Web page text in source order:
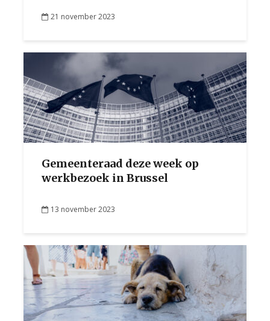
21 november 2023
Gemeenteraad deze week op
werkbezoek in Brussel
13 november 2023